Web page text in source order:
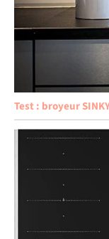
Test : broyeur